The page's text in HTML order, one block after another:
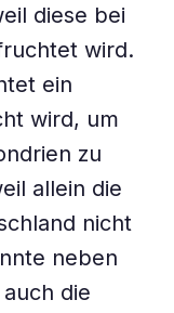
diese bei
wird.
ein
wird, um
zu
allein die
nicht
neben
die